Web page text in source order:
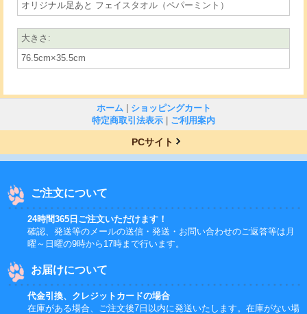
オリジナル足あと フェイスタオル（ペパーミント）
大きさ :
76.5cm×35.5cm
ホーム | ショッピングカート
特定商取引法表示 | ご利用案内
PCサイト
ご注文について
24時間365日ご注文いただけます！
確認、発送等のメールの送信・発送・お問い合わせのご返答等は月
曜～日曜の9時から17時まで行います。
お届けについて
代金引換、クレジットカードの場合
在庫がある場合、ご注文後7日以内に発送いたします。在庫がない場